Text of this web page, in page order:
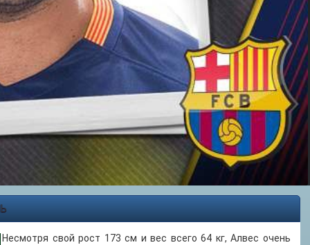
Несмотря свой рост 173 см и вес всего 64 кг, Алвес очень